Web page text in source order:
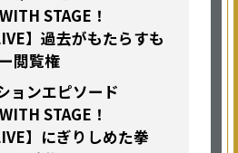
STAGE！
】過去がもたらすも
閲覧権
ョンエピソード
STAGE！
】にぎりしめた拳